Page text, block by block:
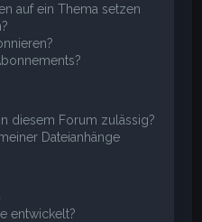
auf ein Thema setzen
diesem Forum zulässig?
Dateianhänge
entwickelt?